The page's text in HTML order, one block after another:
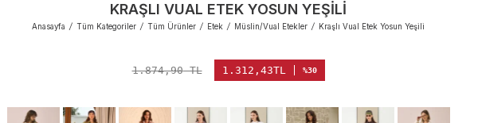
KRAŞLI VUAL ETEK YOSUN YEŞILI
Anasayfa / Tüm Kategoriler / Tüm Ürünler / Etek / Müslin/Vual Etekler / Kraşlı Vual Etek Yosun Yeşili
1.874,90TL 1.312,43TL %30